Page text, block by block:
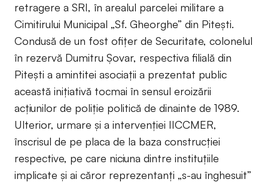
retragere a SRI, în arealul parcelei militare a
Cimitirului Municipal „Sf. Gheorghe” din Pitești.
Condusă de un fost ofițer de Securitate, colonelul
în rezervă Dumitru Șovar, respectiva filială din
Pitești a amintitei asociații a prezentat public
această inițiativă tocmai în sensul eroizării
acțiunilor de poliție politică de dinainte de 1989.
Ulterior, urmare și a intervenției IICCMER,
înscrisul de pe placa de la baza construcției
respective, pe care niciuna dintre instituțiile
implicate și ai căror reprezentanți „s-au înghesuit”